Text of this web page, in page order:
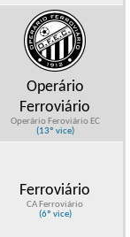
Operário
Ferroviário
Operário Feroviário EC
(13º vice)
Ferroviário
CA Ferroviário
(6º vice)